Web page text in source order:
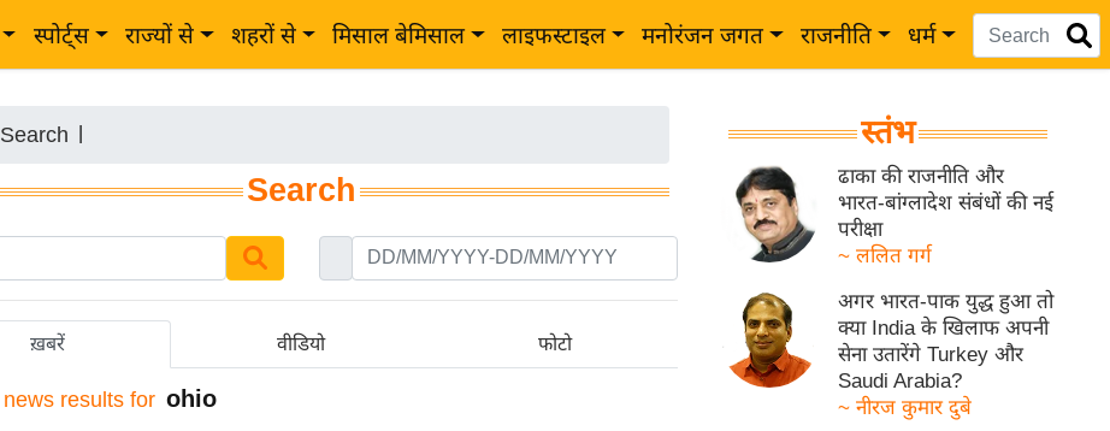
स्पोर्ट्स राज्यों से शहरों से मिसाल बेमिसाल लाइफस्टाइल मनोरंजन जगत राजनीति धर्म
Search
Search
ख़बरें वीडियो फोटो
news results for ohio
स्तंभ
ढाका की राजनीति और
भारत-बांग्लादेश संबंधों की नई
परीक्षा
~ ललित गर्ग
अगर भारत-पाक युद्ध हुआ तो
क्या India के खिलाफ अपनी
सेना उतारेंगे Turkey और
Saudi Arabia?
~ नीरज कुमार दुबे